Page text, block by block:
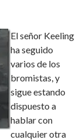
El señor Keeling
ha seguido
varios de los
bromistas, y
sigue estando
dispuesto a
hablar con
cualquier otra